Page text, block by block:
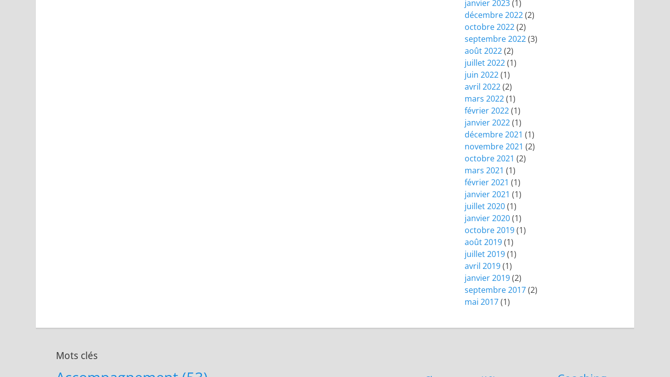
janvier 2023(1)
décembre 2022(2)
octobre 2022(2)
septembre 2022(3)
août 2022(2)
juillet 2022(1)
juin 2022(1)
avril 2022(2)
mars 2022(1)
février 2022(1)
janvier 2022(1)
décembre 2021 (1)
novembre 2021 (2)
octobre 2021 (2)
mars 2021 (1)
février 2021 (1)
janvier 2021 (1)
juillet 2020(1)
janvier 2020(1)
octobre 2019(1)
août 2019(1)
juillet 2019(1)
avril 2019(1)
janvier 2019(2)
septembre 2017(2)
mai 2017(1)
Mots clés